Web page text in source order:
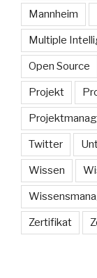
Mannheim
Multiple
Open Source
Projekt
Twitter
Wissen
Zertifikat